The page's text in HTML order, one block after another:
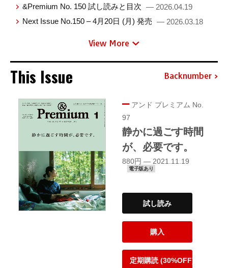
&Premium No. 150 試し読みと目次 — 2026.04.19
Next Issue No.150 – 4月20日 (月) 発売 — 2026.03.18
View More
This Issue Backnumber
アンド プレミアム No.
97
静かに過ごす時間
が、必要です。
880円 — 2021.11.19
電子版あり
試し読み
購入
定期購読 (30%OFF)